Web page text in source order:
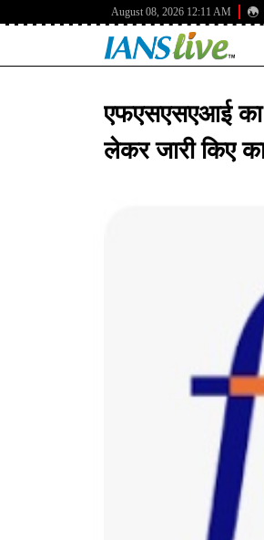
August 08, 2026 12:11 AM
एफएसएसएआई का
लेकर जारी किए